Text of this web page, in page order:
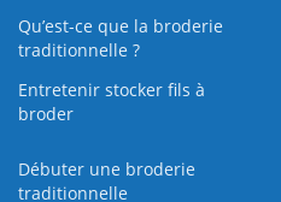
Qu’est-ce que la broderie
traditionnelle ?
Entretenir stocker fils à
broder
Débuter une broderie
traditionnelle